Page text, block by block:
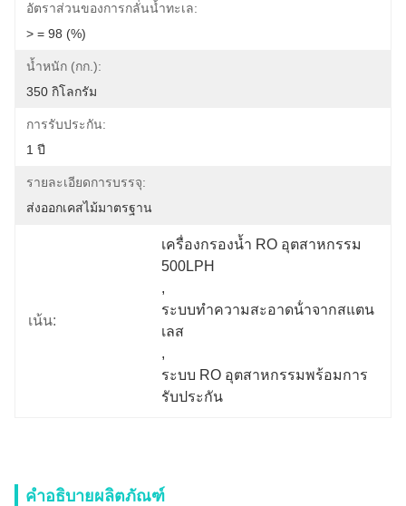
อัตราส่วนของการกลั่นน้ำทะเล:
> = 98 (%)
น้ำหนัก (กก.):
350 กิโลกรัม
การรับประกัน:
1 ปี
รายละเอียดการบรรจุ:
ส่งออกเคสไม้มาตรฐาน
เน้น:
เครื่องกรองน้ำ RO อุตสาหกรรม
500LPH
,
ระบบทําความสะอาดน้ําจากสแตน
เลส
,
ระบบ RO อุตสาหกรรมพร้อมการ
รับประกัน
คำอธิบายผลิตภัณฑ์